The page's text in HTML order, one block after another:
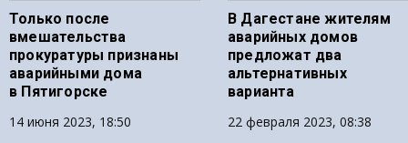
Только после
вмешательства
прокуратуры признаны
аварийными дома
в Пятигорске
14 июня 2023, 18:50
В Дагестане жителям
аварийных домов
предложат два
альтернативных
варианта
22 февраля 2023, 08:38